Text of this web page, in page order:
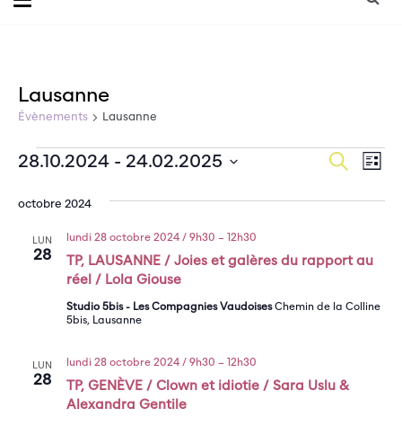
Lausanne
Évènements Lausanne
Évènements
et
de
vues
Recherche
Liste
28.10.2024 - 24.02.2025
une
octobre 2024
LUN
28
TP, LAUSANNE / Joies et galères du rapport au
réel / Lola Giouse
lundi 28 octobre 2024 / 9h30 – 12h30
Studio 5bis - Les Compagnies VaudoisesChemin de la Colline
5bis, Lausanne
LUN
28
TP, GENÈVE / Clown et idiotie / Sara Uslu &
Alexandra Gentile
lundi 28 octobre 2024 / 9h30 – 12h30